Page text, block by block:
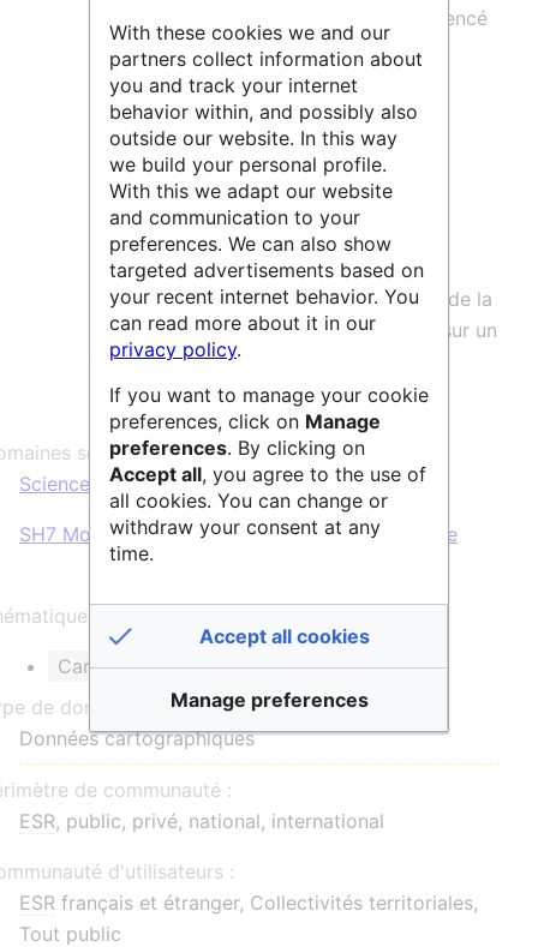
utilisé référencé
dans lecatalogue SILL(Socle
Interministériel des Logiciels Libres).
Unarticle HAL
témoignage de deux
usages d’uMap :
L’un pour la formation des étudiants
géographes
L’autre pour l’affichage des données de la
recherche de plusieurs laboratoires sur un
même fond de carte (web SIG).
scientifiques :
Sciences Humaines & Sociales
SH7 Mobilité humaine, environnement et espace
et/ou mots clés :
Carte coopérative
de données :
Données cartographiques
de communauté :
ESR, public, privé, national, international
d'utilisateurs :
ESR français et étranger, Collectivités territoriales,
Tout public
With these cookies we and our
partners collect information about
you and track your internet
behavior within, and possibly also
outside our website. In this way
we build your personal profile.
With this we adapt our website
and communication to your
preferences. We can also show
targeted advertisements based on
your recent internet behavior. You
can read more about it in our
privacy policy.
If you want to manage your cookie
preferences, click on Manage
preferences. By clicking on
Accept all, you agree to the use of
all cookies. You can change or
withdraw your consent at any
time.
Accept all cookies
Manage preferences